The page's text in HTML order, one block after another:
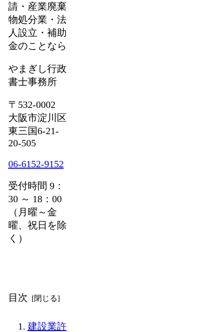
請・産業廃棄
物処分業・法
人設立・補助
金のことなら
やまぎし行政
書士事務所
〒532-0002
大阪市淀川区
東三国6-21-
20-505
06-6152-9152
受付時間 9：
30 ～ 18：00
（月曜～金
曜、祝日を除
く）
目次
建設業許